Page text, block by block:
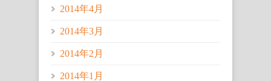
2014年4月
2014年3月
2014年2月
2014年1月